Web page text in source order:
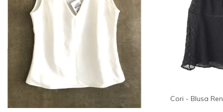
Cori - Blusa